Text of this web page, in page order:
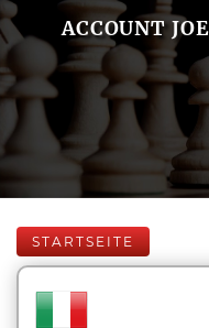
ACCOUNT
STARTSEITE